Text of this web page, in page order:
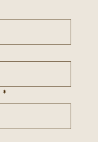
*